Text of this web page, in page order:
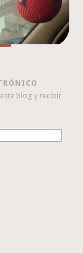
blog y recibir